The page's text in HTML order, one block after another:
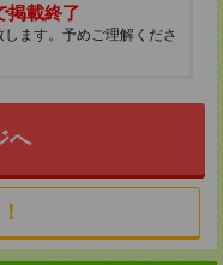
掲載終了
ます。予めご理解くださ
へ